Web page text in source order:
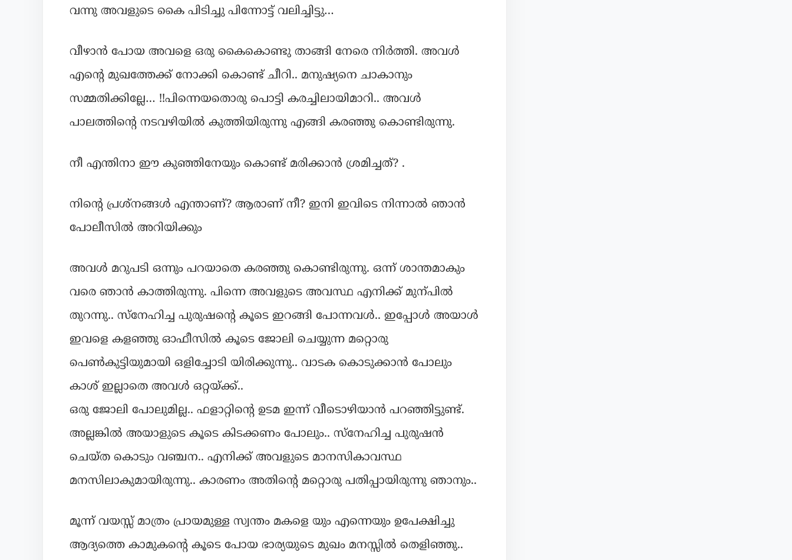
വന്നു അവളുടെ കൈ പിടിച്ചു പിന്നോട്ട് വലിച്ചിട്ടു…
വീഴാൻ പോയ അവളെ ഒരു കൈകൊണ്ടു താങ്ങി നേരെ നിർത്തി. അവൾ
എന്റെ മുഖത്തേക്ക് നോക്കി കൊണ്ട് ചീറി.. മനുഷ്യനെ ചാകാനും
സമ്മതിക്കില്ലേ… !!പിന്നെയതൊരു പൊട്ടി കരച്ചിലായിമാറി.. അവൾ
പാലത്തിന്റെ നടവഴിയിൽ കുത്തിയിരുന്നു എങ്ങി കരഞ്ഞു കൊണ്ടിരുന്നു.
നീ എന്തിനാ ഈ കുഞ്ഞിനേയും കൊണ്ട് മരിക്കാൻ ശ്രമിച്ചത്? .
നിന്റെ പ്രശ്നങ്ങൾ എന്താണ്? ആരാണ് നീ? ഇനി ഇവിടെ നിന്നാൽ ഞാൻ
പോലീസിൽ അറിയിക്കും
അവൾ മറുപടി ഒന്നും പറയാതെ കരഞ്ഞു കൊണ്ടിരുന്നു. ഒന്ന് ശാന്തമാകും
വരെ ഞാൻ കാത്തിരുന്നു. പിന്നെ അവളുടെ അവസ്ഥ എനിക്ക് മുന്പിൽ
തുറന്നു.. സ്നേഹിച്ച പുരുഷന്റെ കൂടെ ഇറങ്ങി പോന്നവൾ.. ഇപ്പോൾ അയാൾ
ഇവളെ കളഞ്ഞു ഓഫീസിൽ കൂടെ ജോലി ചെയ്യുന്ന മറ്റൊരു
പെൺകുട്ടിയുമായി ഒളിച്ചോടി യിരിക്കുന്നു.. വാടക കൊടുക്കാൻ പോലും
കാശ് ഇല്ലാതെ അവൾ ഒറ്റയ്ക്ക്..
ഒരു ജോലി പോലുമില്ല.. ഫളാറ്റിന്റെ ഉടമ ഇന്ന് വീടൊഴിയാൻ പറഞ്ഞിട്ടുണ്ട്.
അല്ലങ്കിൽ അയാളുടെ കൂടെ കിടക്കണം പോലും.. സ്നേഹിച്ച പുരുഷൻ
ചെയ്ത കൊടും വഞ്ചന.. എനിക്ക് അവളുടെ മാനസികാവസ്ഥ
മനസിലാകുമായിരുന്നു.. കാരണം അതിന്റെ മറ്റൊരു പതിപ്പായിരുന്നു ഞാനും..
മൂന്ന് വയസ്സ് മാത്രം പ്രായമുള്ള സ്വന്തം മകളെ യും എന്നെയും ഉപേക്ഷിച്ചു
ആദ്യത്തെ കാമുകന്റെ കൂടെ പോയ ഭാര്യയുടെ മുഖം മനസ്സിൽ തെളിഞ്ഞു..